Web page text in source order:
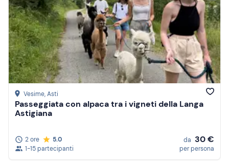
Vesime, Asti
Passeggiata con alpaca tra i vigneti della Langa
Astigiana
2 ore
5.0
1-15 partecipanti
da 30 €
per persona